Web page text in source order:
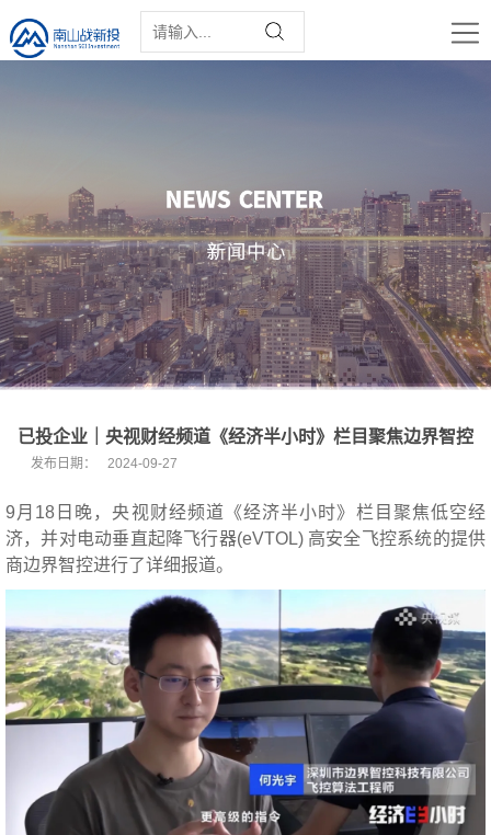
已投企业｜央视财经频道《经济半小时》栏目聚焦边界智控
发布日期： 2024-09-27
9月18日晚，央视财经频道《经济半小时》栏目聚焦低空经
济，并对电动垂直起降飞行器(eVTOL) 高安全飞控系统的提供
商边界智控进行了详细报道。